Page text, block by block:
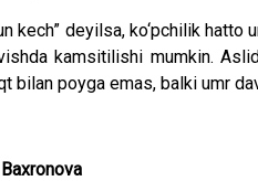
kech” deyilsa, ko‘pchilik
kamsitilishi mumkin.
bilan poyga emas, balki umr